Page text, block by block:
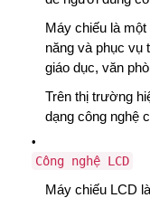
Máy chiếu là
năng và phục vụ
giáo dục, văn
Trên thị trường
dạng công nghệ
Công nghệ LCD
Máy chiếu LCD